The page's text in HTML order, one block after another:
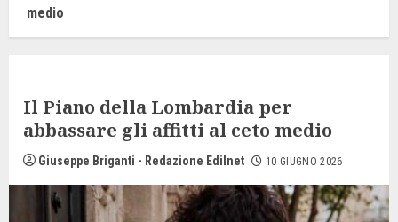
medio
Il Piano della Lombardia per
abbassare gli affitti al ceto medio
Giuseppe Briganti - Redazione Edilnet 10 GIUGNO 2026